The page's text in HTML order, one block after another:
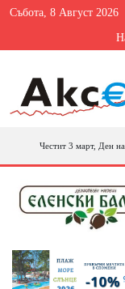
Събота, 8 Август 2026
Честит 3 март, Ден